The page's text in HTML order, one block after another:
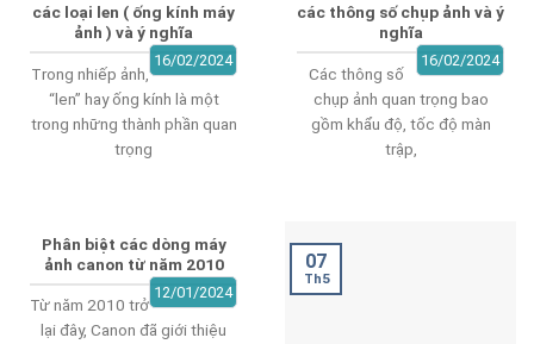
các loại len ( ống kính máy
ảnh ) và ý nghĩa
16/02/2024
Trong nhiếp ảnh,
“len” hay ống kính là một
trong những thành phần quan
trọng
các thông số chụp ảnh và ý
nghĩa
16/02/2024
Các thông số
chụp ảnh quan trọng bao
gồm khẩu độ, tốc độ màn
trập,
Phân biệt các dòng máy
ảnh canon từ năm 2010
12/01/2024
Từ năm 2010 trở
lại đây, Canon đã giới thiệu
07
Th5